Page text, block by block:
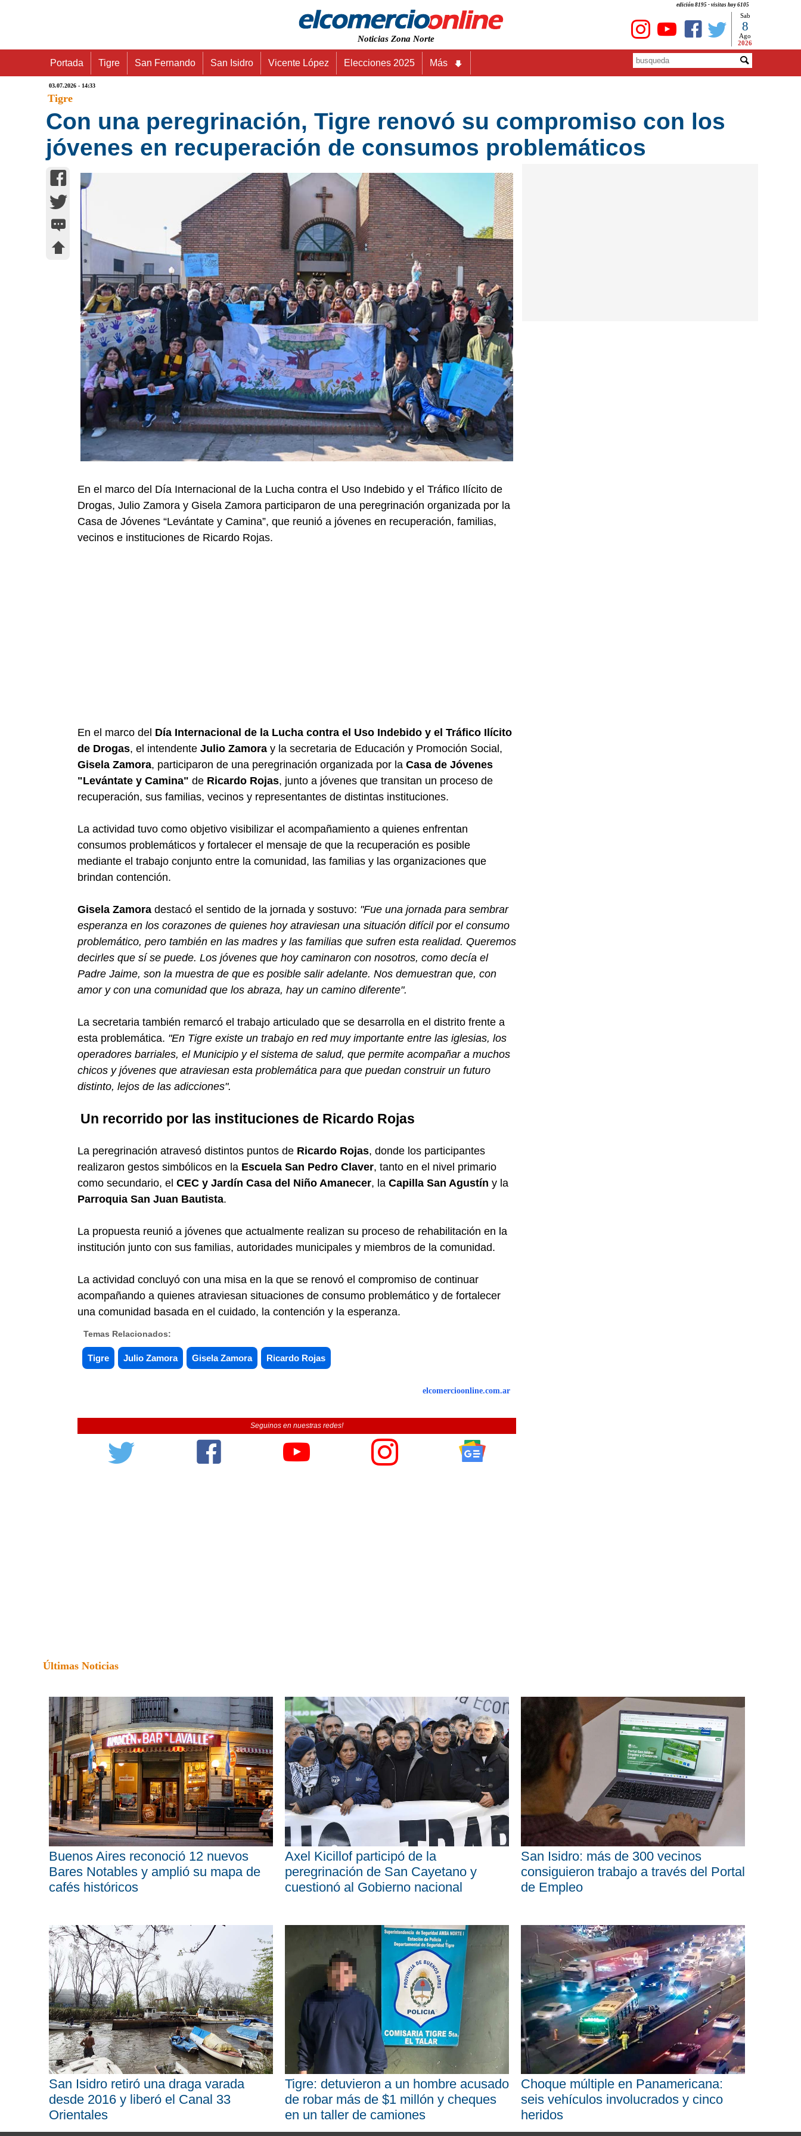
edición 8195 - visitas hoy 6105
Noticias Zona Norte
Sab
8
Ago
2026
Portada Tigre San Fernando San Isidro Vicente López Elecciones 2025 Más
03.07.2026 - 14:33
Tigre
Con una peregrinación, Tigre renovó su compromiso con los
jóvenes en recuperación de consumos problemáticos
En el marco del Día Internacional de la Lucha contra el Uso Indebido y el Tráfico Ilícito de
Drogas, Julio Zamora y Gisela Zamora participaron de una peregrinación organizada por la
Casa de Jóvenes “Levántate y Camina”, que reunió a jóvenes en recuperación, familias,
vecinos e instituciones de Ricardo Rojas.
En el marco del Día Internacional de la Lucha contra el Uso Indebido y el Tráfico Ilícito
de Drogas, el intendente Julio Zamora y la secretaria de Educación y Promoción Social,
Gisela Zamora, participaron de una peregrinación organizada por la Casa de Jóvenes
"Levántate y Camina" de Ricardo Rojas, junto a jóvenes que transitan un proceso de
recuperación, sus familias, vecinos y representantes de distintas instituciones.
La actividad tuvo como objetivo visibilizar el acompañamiento a quienes enfrentan
consumos problemáticos y fortalecer el mensaje de que la recuperación es posible
mediante el trabajo conjunto entre la comunidad, las familias y las organizaciones que
brindan contención.
Gisela Zamora destacó el sentido de la jornada y sostuvo: "Fue una jornada para sembrar
esperanza en los corazones de quienes hoy atraviesan una situación difícil por el consumo
problemático, pero también en las madres y las familias que sufren esta realidad. Queremos
decirles que sí se puede. Los jóvenes que hoy caminaron con nosotros, como decía el
Padre Jaime, son la muestra de que es posible salir adelante. Nos demuestran que, con
amor y con una comunidad que los abraza, hay un camino diferente".
La secretaria también remarcó el trabajo articulado que se desarrolla en el distrito frente a
esta problemática. "En Tigre existe un trabajo en red muy importante entre las iglesias, los
operadores barriales, el Municipio y el sistema de salud, que permite acompañar a muchos
chicos y jóvenes que atraviesan esta problemática para que puedan construir un futuro
distinto, lejos de las adicciones".
Un recorrido por las instituciones de Ricardo Rojas
La peregrinación atravesó distintos puntos de Ricardo Rojas, donde los participantes
realizaron gestos simbólicos en la Escuela San Pedro Claver, tanto en el nivel primario
como secundario, el CEC y Jardín Casa del Niño Amanecer, la Capilla San Agustín y la
Parroquia San Juan Bautista.
La propuesta reunió a jóvenes que actualmente realizan su proceso de rehabilitación en la
institución junto con sus familias, autoridades municipales y miembros de la comunidad.
La actividad concluyó con una misa en la que se renovó el compromiso de continuar
acompañando a quienes atraviesan situaciones de consumo problemático y de fortalecer
una comunidad basada en el cuidado, la contención y la esperanza.
Temas Relacionados:
Tigre Julio Zamora Gisela Zamora Ricardo Rojas
elcomercioonline.com.ar
Seguinos en nuestras redes!
Últimas Noticias
Buenos Aires reconoció 12 nuevos
Bares Notables y amplió su mapa de
cafés históricos
Axel Kicillof participó de la
peregrinación de San Cayetano y
cuestionó al Gobierno nacional
San Isidro: más de 300 vecinos
consiguieron trabajo a través del Portal
de Empleo
San Isidro retiró una draga varada
desde 2016 y liberó el Canal 33
Orientales
Tigre: detuvieron a un hombre acusado
de robar más de $1 millón y cheques
en un taller de camiones
Choque múltiple en Panamericana:
seis vehículos involucrados y cinco
heridos